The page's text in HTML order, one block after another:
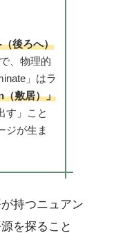
後ろへ）
、物理的
」はラ
（敷居）」
す」こと
ジが生ま
持つニュアン
を探ること